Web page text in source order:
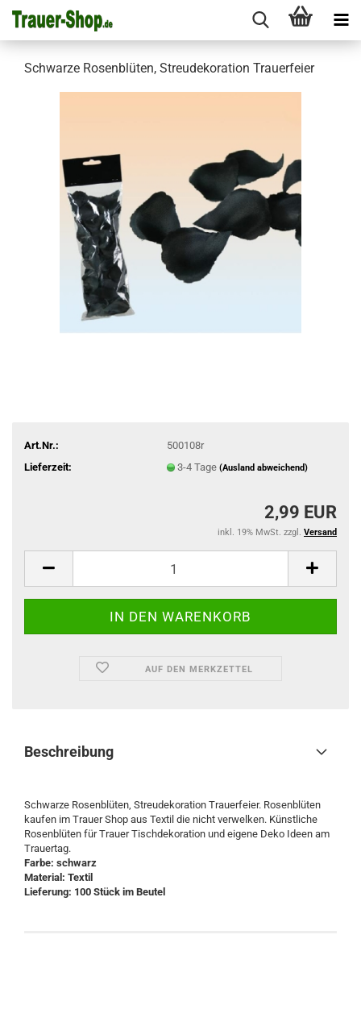
Schwarze Rosenblüten, Streudekoration Trauerfeier
Art.Nr.:
500108r
Lieferzeit:
3-4 Tage (Ausland abweichend)
2,99 EUR
inkl. 19% MwSt. zzgl. Versand
AUF DEN MERKZETTEL
Beschreibung
Schwarze Rosenblüten, Streudekoration Trauerfeier. Rosenblüten
kaufen im Trauer Shop aus Textil die nicht verwelken. Künstliche
Rosenblüten für Trauer Tischdekoration und eigene Deko Ideen am
Trauertag.
Farbe: schwarz
Material: Textil
Lieferung: 100 Stück im Beutel